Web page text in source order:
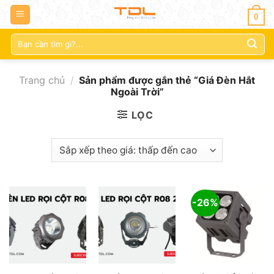
0
Tìm
kiếm:
Trang chủ / Sản phẩm được gắn thẻ “Giá Đèn Hắt
Ngoài Trời”
LỌC
-26%